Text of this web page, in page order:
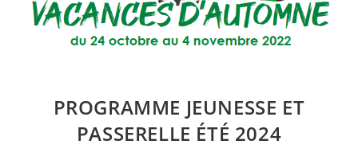
PROGRAMME JEUNESSE ET
PASSERELLE ÉTÉ 2024